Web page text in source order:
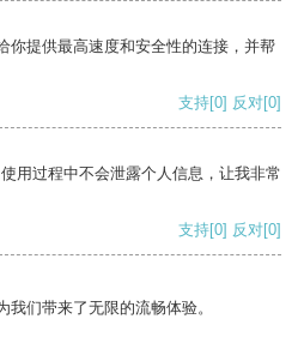
你提供最高速度和安全性的连接，并帮
支持[0] 反对[0]
用过程中不会泄露个人信息，让我非常
支持[0] 反对[0]
们带来了无限的流畅体验。